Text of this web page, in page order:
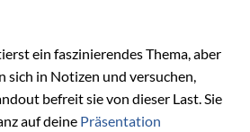
ein faszinierendes Thema, aber
sich in Notizen und versuchen,
befreit sie von dieser Last. Sie
auf deine Präsentation